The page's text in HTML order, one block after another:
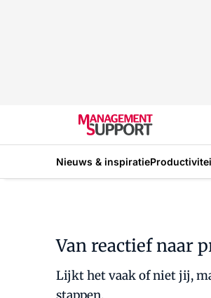
Nieuws & inspiratie
Van reactief naar
Lijkt het vaak of niet jij,